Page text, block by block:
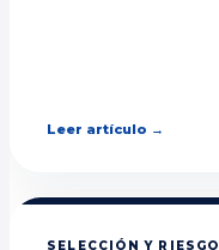
Leer artículo →
SELECCIÓN Y RIESGO